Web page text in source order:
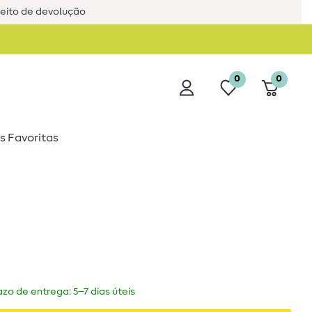
de devolução
0 0
Favoritas
de entrega: 5–7 dias úteis